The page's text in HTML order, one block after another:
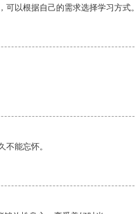
可以根据自己的需求选择学习方式
不能忘怀。